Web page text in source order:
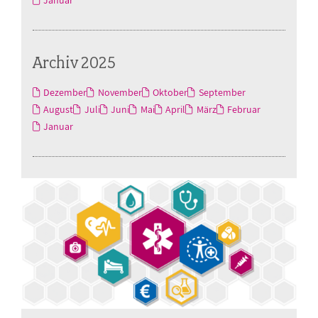
Archiv 2025
Dezember November Oktober
September
August
Juli Juni Mai April März
Februar
Januar